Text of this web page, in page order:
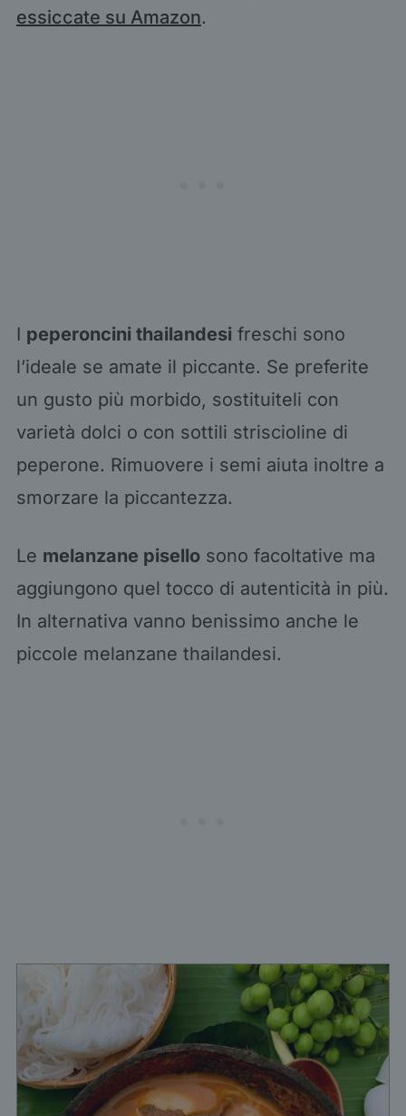
essiccate su Amazon.
I peperoncini thailandesi freschi sono
l’ideale se amate il piccante. Se preferite
un gusto più morbido, sostituiteli con
varietà dolci o con sottili striscioline di
peperone. Rimuovere i semi aiuta inoltre a
smorzare la piccantezza.
Le melanzane pisellosono facoltative ma
aggiungono quel tocco di autenticità in più.
In alternativa vanno benissimo anche le
piccole melanzane thailandesi.